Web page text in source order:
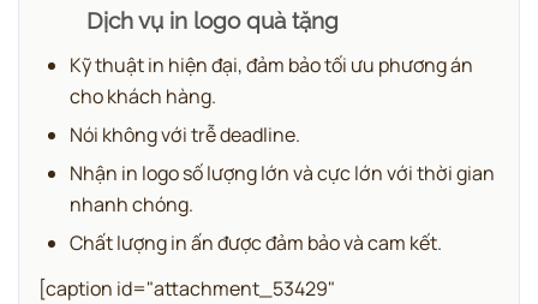
Dịch vụ in logo quà tặng
Kỹ thuật in hiện đại, đảm bảo tối ưu phương án
cho khách hàng.
Nói không với trễ deadline.
Nhận in logo số lượng lớn và cực lớn với thời gian
nhanh chóng.
Chất lượng in ấn được đảm bảo và cam kết.
[caption id="attachment_53429"